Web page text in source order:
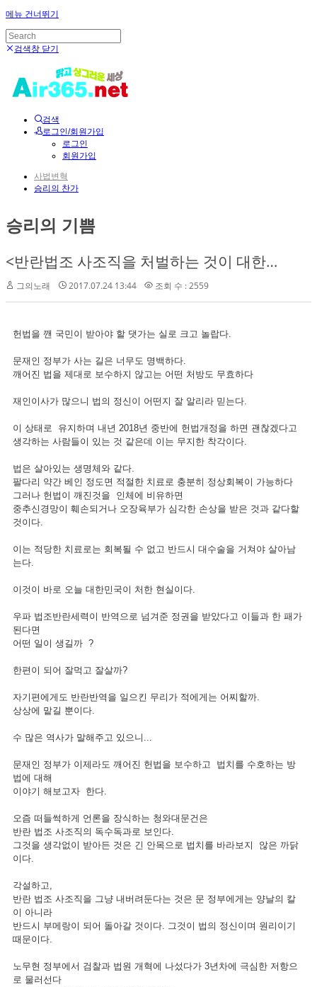
메뉴 건너뛰기
검색창 닫기
검색
로그인/회원가입
로그인
회원가입
사법변혁
승리의 찬가
승리의 기쁨
<반란법조 사조직을 처벌하는 것이 대한민국이 살고, 문재인 정부가 책임을 다하는 유일한 길이다! >
그의노래 2017.07.24 13:44 조회 수 : 2559
헌법을 깬 국민이 받아야 할 댓가는 실로 크고 놀랍다.
문재인 정부가 사는 길은 너무도 명백하다.
깨어진 법을 제대로 보수하지 않고는 어떤 처방도 무효하다
재인이사가 많으니 법의 정신이 어떤지 잘 알리라 믿는다.
이 상태로 유지하며 내년 2018년 중반에 헌법개정을 하면 괜찮겠다고
생각하는 사람들이 있는 것 같은데 이는 무지한 착각이다.
법은 살아있는 생명체와 같다.
팔다리 약간 베인 정도면 적절한 치료로 충분히 정상회복이 가능하다
그러나 헌법이 깨진것을 인체에 비유하면
중추신경망이 훼손되거나 오장육부가 심각한 손상을 받은 것과 같다할
것이다.
이는 적당한 치료로는 회복될 수 없고 반드시 대수술을 거쳐야 살아남
는다.
이것이 바로 오늘 대한민국이 처한 현실이다.
우파 법조반란세력이 반역으로 넘겨준 정권을 받았다고 이들과 한 패가
된다면
어떤 일이 생길까 ?
한편이 되어 잘먹고 잘살까?
자기편에게도 반란반역을 일으킨 무리가 적에게는 어찌할까.
상상에 맡길 뿐이다.
수 많은 역사가 말해주고 있으니...
문재인 정부가 이제라도 깨어진 헌법을 보수하고 법치를 수호하는 방
법에 대해
이야기 해보고자 한다.
오즘 떠들썩하게 언론을 장식하는 청와대문건은
반란 법조 사조직의 독수독과로 보인다.
그것을 생각없이 받아든 것은 긴 안목으로 법치를 바라보지 않은 까닭
이다.
각설하고,
반란 법조 사조직을 그냥 내버려둔다는 것은 문 정부에게는 양날의 칼
이 아니라
반드시 부메랑이 되어 돌아갈 것이다. 그것이 법의 정신이며 원리이기
때문이다.
노무현 정부에서 검찰과 법원 개혁에 나섰다가 3년차에 극심한 저항으
로 물러선다